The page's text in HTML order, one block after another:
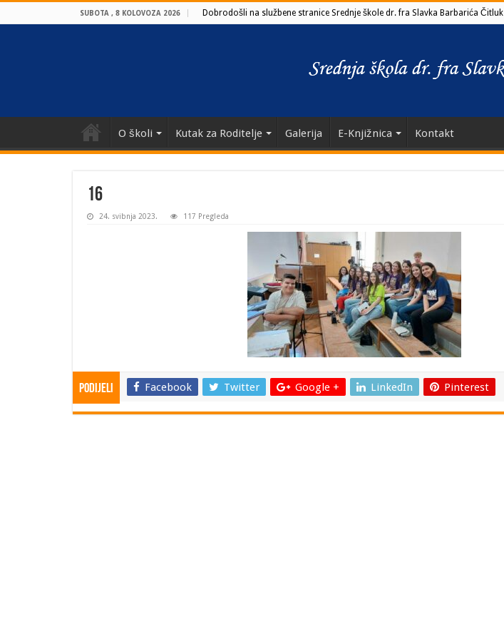
SUBOTA , 8 KOLOVOZA 2026 Dobrodošli na službene stranice Srednje škole dr. fra Slavka Barbarića Čitluk
O školi Kutak za Roditelje Galerija E-Knjižnica Kontakt
16
24. svibnja 2023. 117 Pregleda
Podijeli Facebook Twitter Google + LinkedIn Pinterest